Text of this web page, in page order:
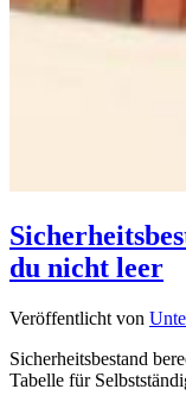
du nicht leer
Veröffentlicht von
Sicherheitsbestand
Tabelle für